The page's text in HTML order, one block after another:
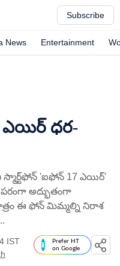
Subscribe
News Entertainment
ఎయిర్​ ధర-
'ఐఫోన్ 17 ఎయిర్'
అద్భుతంగా
ఈ ఫోన్ మిమ్మల్ని నిరాశ
IST
Prefer HT
on Google